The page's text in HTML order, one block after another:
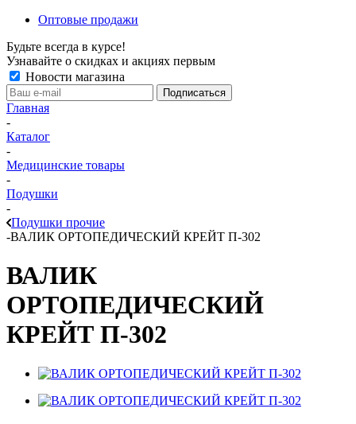
Оптовые продажи
Будьте всегда в курсе!
Узнавайте о скидках и акциях первым
Новости магазина
Главная
-
Каталог
-
Медицинские товары
-
Подушки
-
Подушки прочие
-ВАЛИК ОРТОПЕДИЧЕСКИЙ КРЕЙТ П-302
ВАЛИК
ОРТОПЕДИЧЕСКИЙ
КРЕЙТ П-302